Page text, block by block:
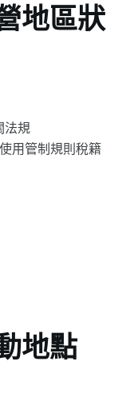
地區狀
法規
用管制規則稅籍
地點